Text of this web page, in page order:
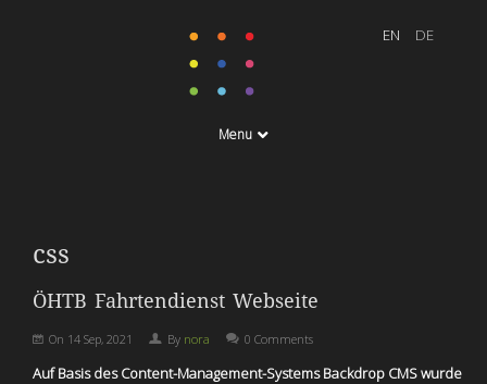
Menu
css
ÖHTB Fahrtendienst Webseite
On 14 Sep, 2021 By nora 0 Comments
Auf Basis des Content-Management-Systems Backdrop CMS wurde